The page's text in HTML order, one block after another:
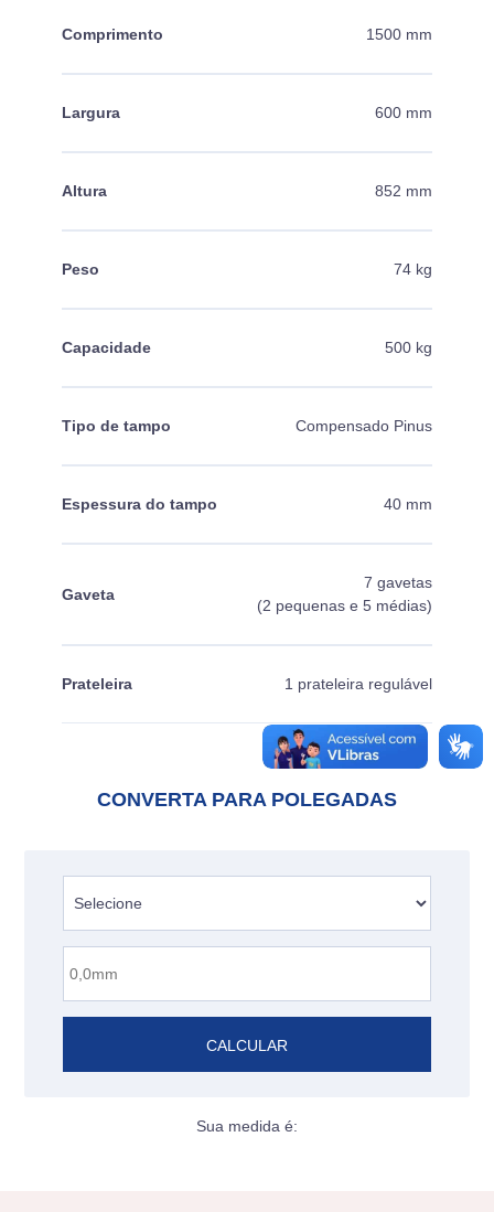
Comprimento 1500 mm
Largura 600 mm
Altura 852 mm
Peso 74 kg
Capacidade 500 kg
Tipo de tampo Compensado Pinus
Espessura do tampo 40 mm
Gaveta
7 gavetas
(2 pequenas e 5 médias)
Prateleira 1 prateleira regulável
CONVERTA PARA POLEGADAS
CALCULAR
Sua medida é: